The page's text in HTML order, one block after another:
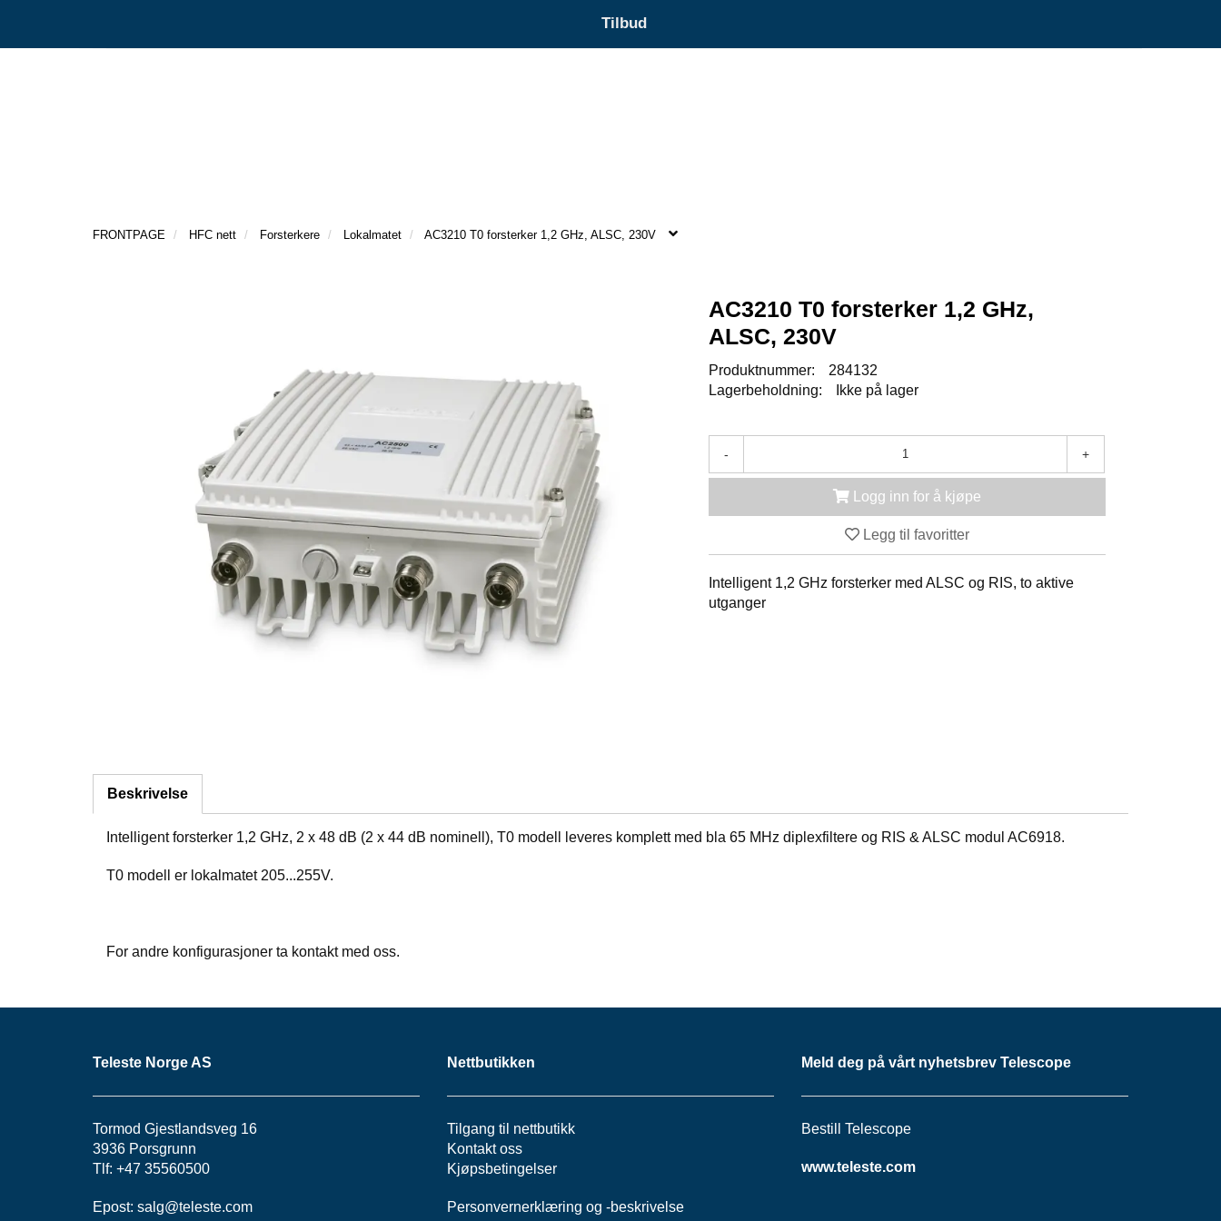
Tilbud
FRONTPAGE HFC nett Forsterkere Lokalmatet AC3210 T0 forsterker 1,2 GHz, ALSC, 230V
AC3210 T0 forsterker 1,2 GHz,
ALSC, 230V
Produktnummer:
284132
Lagerbeholdning:
Ikke på lager
- +
Logg inn for å kjøpe
Legg til favoritter
Intelligent 1,2 GHz forsterker med ALSC og RIS, to aktive
utganger
Beskrivelse
Intelligent forsterker 1,2 GHz, 2 x 48 dB (2 x 44 dB nominell), T0 modell leveres komplett med bla 65 MHz diplexfiltere og RIS & ALSC modul AC6918.
T0 modell er lokalmatet 205...255V.
For andre konfigurasjoner ta kontakt med oss.
Teleste Norge AS
Tormod Gjestlandsveg 16
3936 Porsgrunn
Tlf: +47 35560500
Epost: salg@teleste.com
Nettbutikken
Tilgang til nettbutikk
Kontakt oss
Kjøpsbetingelser
Personvernerklæring og -beskrivelse
Meld deg på vårt nyhetsbrev Telescope
Bestill Telescope
www.teleste.com